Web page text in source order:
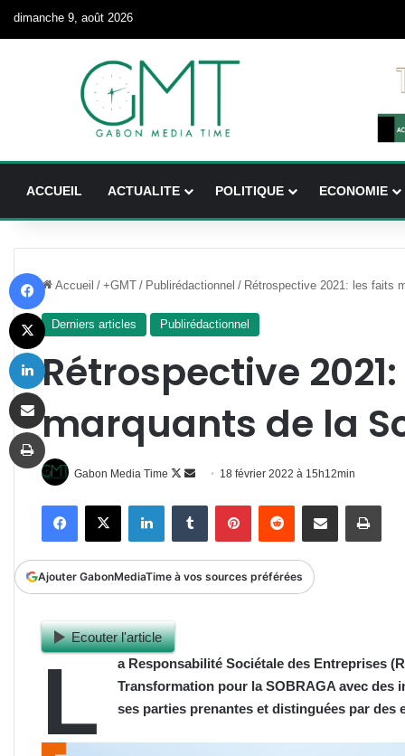
dimanche 9, août 2026
ACCUEIL ACTUALITE POLITIQUE ECONOMIE
Accueil / +GMT / Publirédactionnel / Rétrospective 2021: les faits
Derniers articles Publirédactionnel
Rétrospective
marquants de la
Gabon Media Time
Follow
X
Envoyer
courriel
18 février 2022 à 15h12min
FacebookX LinkedinTumblr PinterestReddit Partager par email
Ajouter GabonMediaTime à vos sources préférées
Ecouter l'article
L
a Responsabilité Sociétale des Entreprises
Transformation pour la SOBRAGA avec des
ses parties prenantes et distinguées par des
X
Imprimer